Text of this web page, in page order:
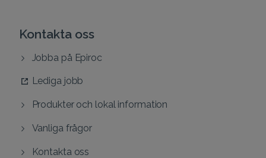
Kontakta oss
Jobba på Epiroc
Lediga jobb
Produkter och lokal information
Vanliga frågor
Kontakta oss